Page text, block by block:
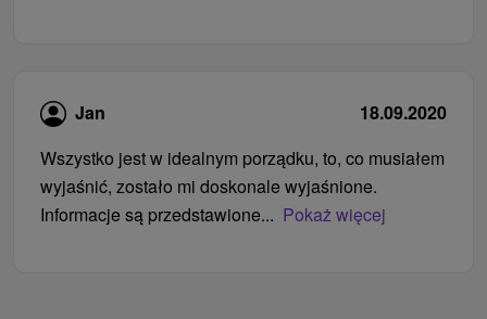
Jan
18.09.2020
Wszystko jest w idealnym porządku, to, co musiałem
wyjaśnić, zostało mi doskonale wyjaśnione.
Informacje są przedstawione... Pokaż więcej